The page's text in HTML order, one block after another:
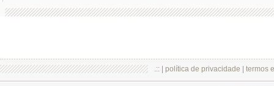
.:: | política de privacidade termos